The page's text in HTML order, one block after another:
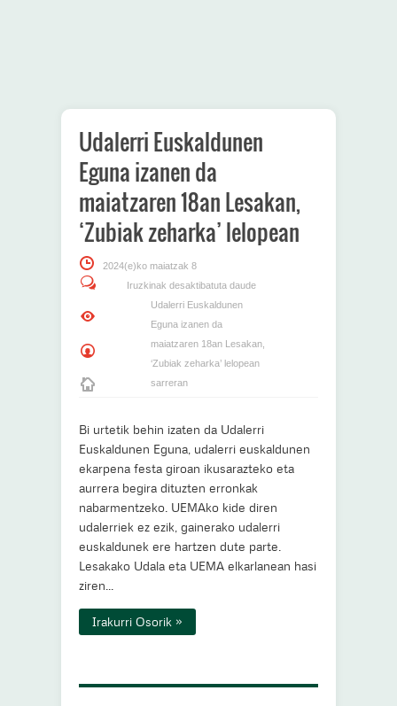
Udalerri Euskaldunen
Eguna izanen da
maiatzaren 18an Lesakan,
‘Zubiak zeharka’ lelopean
2024(e)ko maiatzak 8
Iruzkinak desaktibatuta daude
Udalerri Euskaldunen
Eguna izanen da
maiatzaren 18an Lesakan,
‘Zubiak zeharka’ lelopean
sarreran
Bi urtetik behin izaten da Udalerri
Euskaldunen Eguna, udalerri euskaldunen
ekarpena festa giroan ikusarazteko eta
aurrera begira dituzten erronkak
nabarmentzeko. UEMAko kide diren
udalerriek ez ezik, gainerako udalerri
euskaldunek ere hartzen dute parte.
Lesakako Udala eta UEMA elkarlanean hasi
ziren...
Irakurri Osorik »